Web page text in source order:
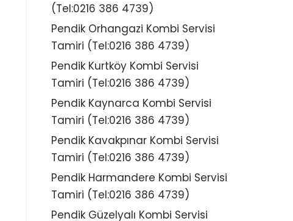
(Tel:0216 386 4739)
Pendik Orhangazi Kombi Servisi
Tamiri (Tel:0216 386 4739)
Pendik Kurtköy Kombi Servisi
Tamiri (Tel:0216 386 4739)
Pendik Kaynarca Kombi Servisi
Tamiri (Tel:0216 386 4739)
Pendik Kavakpınar Kombi Servisi
Tamiri (Tel:0216 386 4739)
Pendik Harmandere Kombi Servisi
Tamiri (Tel:0216 386 4739)
Pendik Güzelyalı Kombi Servisi